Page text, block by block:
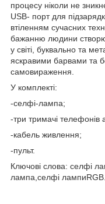
процесу ніколи не
USB- порт для
втіленням сучасних
бажанню людини
у світі, буквально та
яскравими барвами та
самовираження.
У комплекті:
-селфі-лампа;
-три тримачі телефонів
-кабель живлення;
-пульт.
Ключові слова: селфі
лампа,селфі лампиRGB.